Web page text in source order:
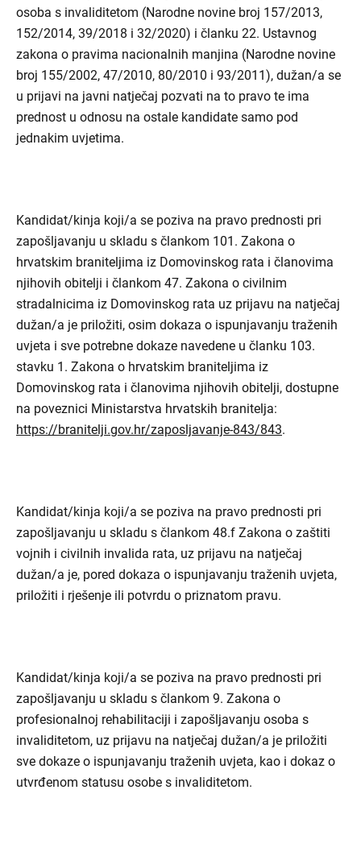
osoba s invaliditetom (Narodne novine broj 157/2013,
152/2014, 39/2018 i 32/2020) i članku 22. Ustavnog
zakona o pravima nacionalnih manjina (Narodne novine
broj 155/2002, 47/2010, 80/2010 i 93/2011), dužan/a se
u prijavi na javni natječaj pozvati na to pravo te ima
prednost u odnosu na ostale kandidate samo pod
jednakim uvjetima.
Kandidat/kinja koji/a se poziva na pravo prednosti pri
zapošljavanju u skladu s člankom 101. Zakona o
hrvatskim braniteljima iz Domovinskog rata i članovima
njihovih obitelji i člankom 47. Zakona o civilnim
stradalnicima iz Domovinskog rata uz prijavu na natječaj
dužan/a je priložiti, osim dokaza o ispunjavanju traženih
uvjeta i sve potrebne dokaze navedene u članku 103.
stavku 1. Zakona o hrvatskim braniteljima iz
Domovinskog rata i članovima njihovih obitelji, dostupne
na poveznici Ministarstva hrvatskih branitelja:
https://branitelji.gov.hr/zaposljavanje-843/843.
Kandidat/kinja koji/a se poziva na pravo prednosti pri
zapošljavanju u skladu s člankom 48.f Zakona o zaštiti
vojnih i civilnih invalida rata, uz prijavu na natječaj
dužan/a je, pored dokaza o ispunjavanju traženih uvjeta,
priložiti i rješenje ili potvrdu o priznatom pravu.
Kandidat/kinja koji/a se poziva na pravo prednosti pri
zapošljavanju u skladu s člankom 9. Zakona o
profesionalnoj rehabilitaciji i zapošljavanju osoba s
invaliditetom, uz prijavu na natječaj dužan/a je priložiti
sve dokaze o ispunjavanju traženih uvjeta, kao i dokaz o
utvrđenom statusu osobe s invaliditetom.